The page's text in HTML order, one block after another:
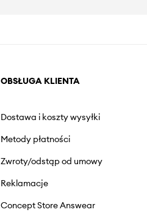
OBSŁUGA KLIENTA
Dostawa i koszty wysyłki
Metody płatności
Zwroty/odstąp od umowy
Reklamacje
Concept Store Answear